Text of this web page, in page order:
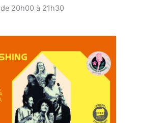
20h00à 21h30